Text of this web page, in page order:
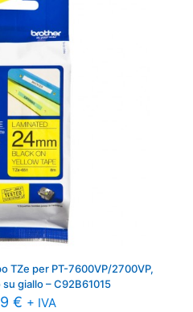
TZe per PT-7600VP/2700VP,
giallo – C92B61015
€ + IVA